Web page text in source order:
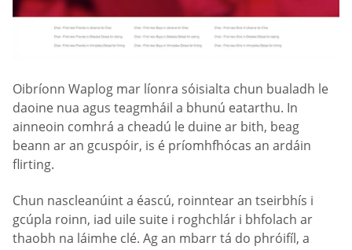
Oibríonn Waplog mar líonra sóisialta chun bualadh le
daoine nua agus teagmháil a bhunú eatarthu. In
ainneoin comhrá a cheadú le duine ar bith, beag
beann ar an gcuspóir, is é príomhfhócas an ardáin
flirting.
Chun nascleanúint a éascú, roinntear an tseirbhís i
gcúpla roinn, iad uile suite i roghchlár i bhfolach ar
thaobh na láimhe clé. Ag an mbarr tá do phróifíl, a